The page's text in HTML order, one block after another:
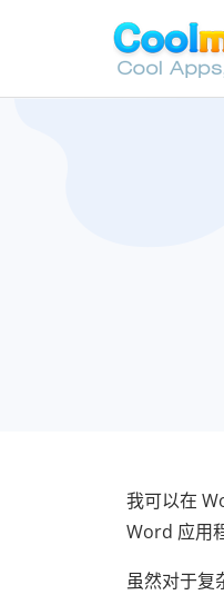
我可以在
Word 应用
虽然对于复